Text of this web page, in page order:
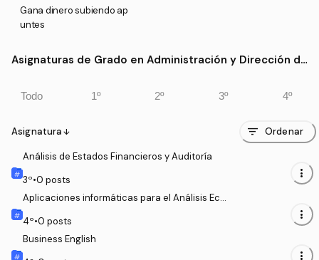
Gana dinero subiendo ap
untes
Asignaturas de Grado en Administración y Dirección de
Todo 1º 2º 3º 4º
Asignatura arrow_downward filter_list Ordenar
Análisis de Estados Financieros y Auditoría
3º•0 posts more_vert
Aplicaciones informáticas para el Análisis Eco
4º•0 posts more_vert
Business English
more_vert